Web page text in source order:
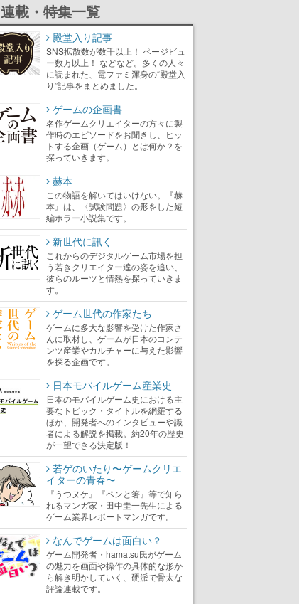
連載・特集一覧
殿堂入り記事
SNS拡散数が数千以上！ ページビュ
ー数万以上！ などなど。多くの人々
に読まれた、電ファミ渾身の“殿堂入
り”記事をまとめました。
ゲームの企画書
名作ゲームクリエイターの方々に製
作時のエピソードをお聞きし、ヒッ
トする企画（ゲーム）とは何か？を
探っていきます。
赫本
この物語を解いてはいけない。『赫
本』は、〈試験問題〉の形をした短
編ホラー小説集です。
新世代に訊く
これからのデジタルゲーム市場を担
う若きクリエイター達の姿を追い、
彼らのルーツと情熱を探っていきま
す。
ゲーム世代の作家たち
ゲームに多大な影響を受けた作家さ
んに取材し、ゲームが日本のコンテ
ンツ産業やカルチャーに与えた影響
を探る企画です。
日本モバイルゲーム産業史
日本のモバイルゲーム史における主
要なトピック・タイトルを網羅する
ほか、開発者へのインタビューや識
者による解説を掲載。約20年の歴史
が一望できる決定版！
若ゲのいたり〜ゲームクリエ
イターの青春〜
『うつヌケ』『ペンと箸』等で知ら
れるマンガ家・田中圭一先生による
ゲーム業界レポートマンガです。
なんでゲームは面白い？
ゲーム開発者・hamatsu氏がゲーム
の魅力を画面や操作の具体的な形か
ら解き明かしていく、硬派で骨太な
評論連載です。